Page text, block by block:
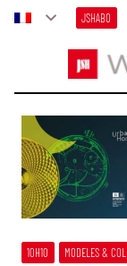
JSHABO
10H10 MODELES &